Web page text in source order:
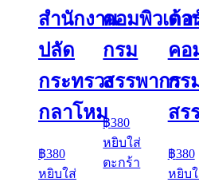
สำนักงาน
ปลัด
กระทรวง
กลาโหม
฿380
หยิบใส่
คอมพิวเตอ
กรม
สรรพากร
฿380
หยิบใส่
ตะกร้า
ด้า
คอ
กร
สร
฿380
หยิบ